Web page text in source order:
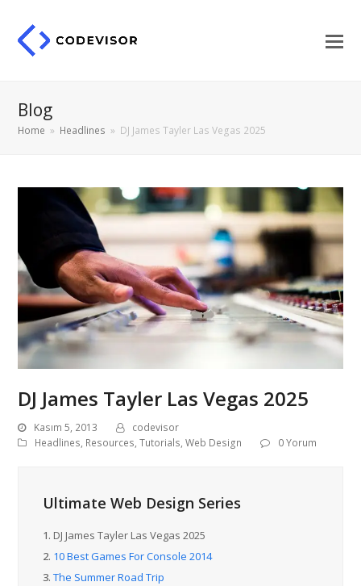
Blog
Home » Headlines » DJ James Tayler Las Vegas 2025
DJ James Tayler Las Vegas 2025
Kasım 5, 2013
codevisor
Headlines, Resources,Tutorials,Web Design 0 Yorum
Ultimate Web Design Series
1. DJ James Tayler Las Vegas 2025
2. 10 Best Games For Console 2014
3. The Summer Road Trip